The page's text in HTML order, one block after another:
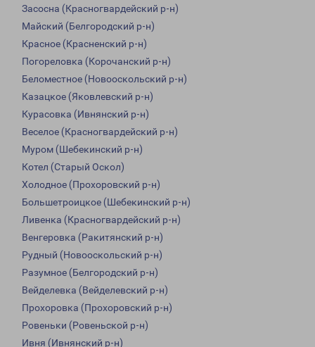
Засосна (Красногвардейский р-н)
Майский (Белгородский р-н)
Красное (Красненский р-н)
Погореловка (Корочанский р-н)
Беломестное (Новооскольский р-н)
Казацкое (Яковлевский р-н)
Курасовка (Ивнянский р-н)
Веселое (Красногвардейский р-н)
Муром (Шебекинский р-н)
Котел (Старый Оскол)
Холодное (Прохоровский р-н)
Большетроицкое (Шебекинский р-н)
Ливенка (Красногвардейский р-н)
Венгеровка (Ракитянский р-н)
Рудный (Новооскольский р-н)
Разумное (Белгородский р-н)
Вейделевка (Вейделевский р-н)
Прохоровка (Прохоровский р-н)
Ровеньки (Ровеньской р-н)
Ивня (Ивнянский р-н)